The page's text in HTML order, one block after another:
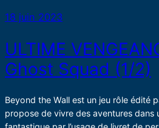
18 juin 2023
ULTIME
Ghost Squad (1/2)
Beyond the Wall est un jeu rôle édité
propose de vivre des aventures dans